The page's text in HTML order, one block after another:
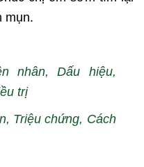
mụn.
nhân, Dấu hiệu,
trị
Triệu chứng, Cách